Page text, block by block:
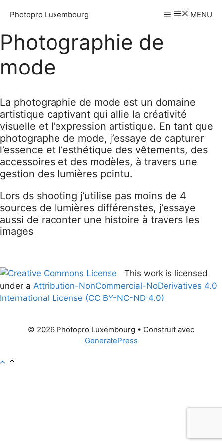
Photopro Luxembourg MENU
Photographie de
mode
La photographie de mode est un domaine
artistique captivant qui allie la créativité
visuelle et l’expression artistique. En tant que
photographe de mode, j’essaye de capturer
l’essence et l’esthétique des vêtements, des
accessoires et des modèles, à travers une
gestion des lumières pointu.
Lors ds shooting j’utilise pas moins de 4
sources de lumières différenstes, j’essaye
aussi de raconter une histoire à travers les
images
This work is licensed
under a Attribution-NonCommercial-NoDerivatives 4.0
International License (CC BY-NC-ND 4.0)
© 2026 Photopro Luxembourg • Construit avec
GeneratePress